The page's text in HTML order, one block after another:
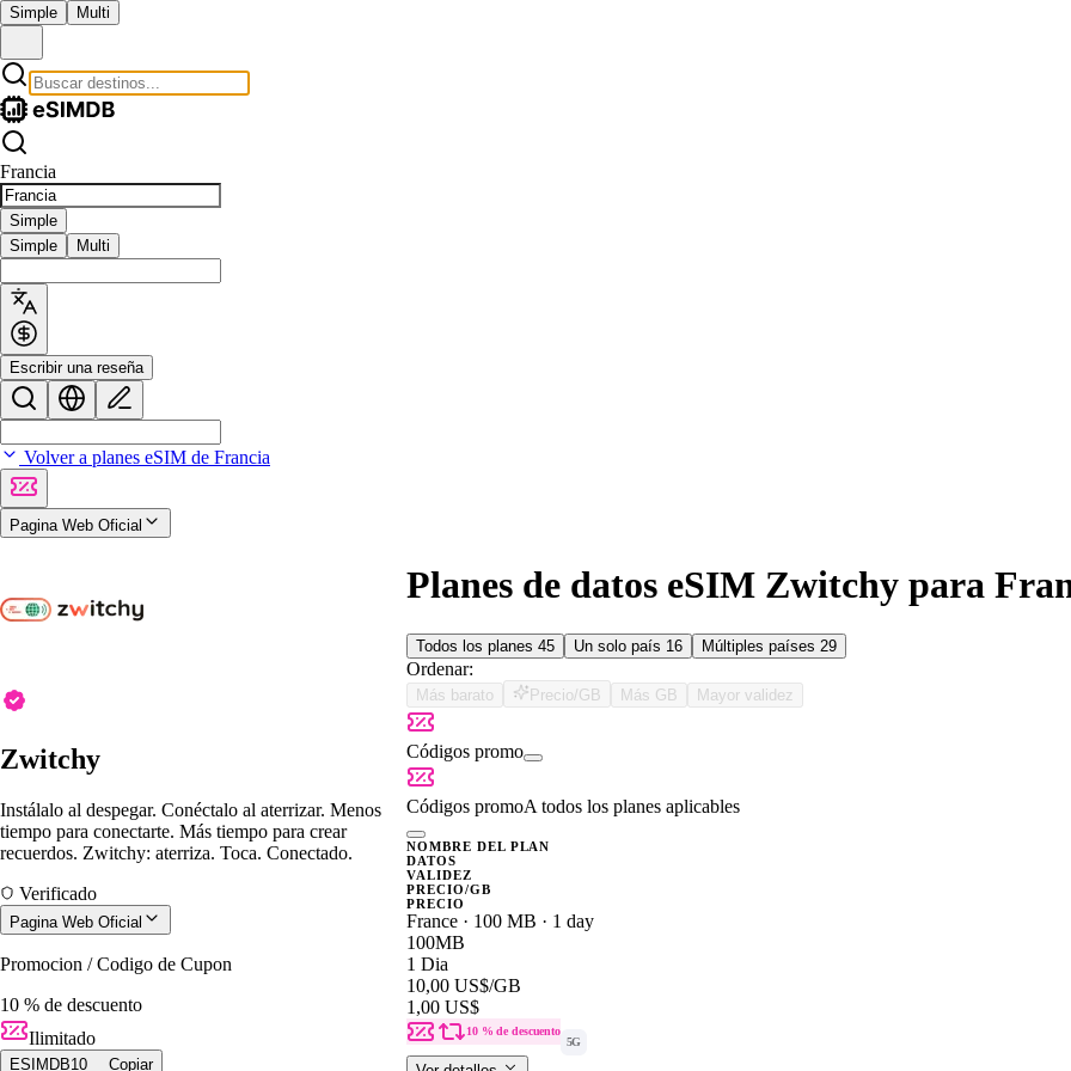
Simple Multi
Francia
Simple
Simple
Multi
Escribir una reseña
Volver a planes eSIM de Francia
Pagina Web Oficial
Zwitchy
Instálalo al despegar. Conéctalo al aterrizar. Menos
tiempo para conectarte. Más tiempo para crear
recuerdos. Zwitchy: aterriza. Toca. Conectado.
Verificado
Pagina Web Oficial
Promocion / Codigo de Cupon
10 % de descuento
Ilimitado
ESIMDB10 Copiar
Planes de datos eSIM Zwitchy para
Todos los planes 45 Un solo país 16 Múltiples países 29
Ordenar:
Más barato Precio/GB Más GB Mayor validez
Códigos promo
Códigos promoA todos los planes aplicables
NOMBRE DEL PLAN
DATOS
VALIDEZ
PRECIO/GB
PRECIO
France · 100 MB · 1 day
100MB
1 Dia
10,00 US$/GB
1,00 US$
10 % de descuento
5G